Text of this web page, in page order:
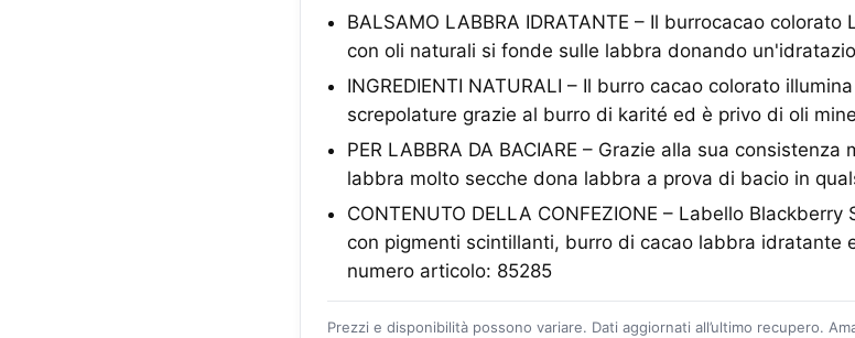
BALSAMO LABBRA IDRATANTE – Il burrocacao
con oli naturali si fonde sulle labbra donando
INGREDIENTI NATURALI – Il burro cacao colorato
screpolature grazie al burro di karité ed è privo di oli
PER LABBRA DA BACIARE – Grazie alla sua
labbra molto secche dona labbra a prova di bacio in
CONTENUTO DELLA CONFEZIONE – Labello
con pigmenti scintillanti, burro di cacao labbra idratante
numero articolo: 85285
Prezzi e disponibilità possono variare. Dati aggiornati all’ultimo recupero.